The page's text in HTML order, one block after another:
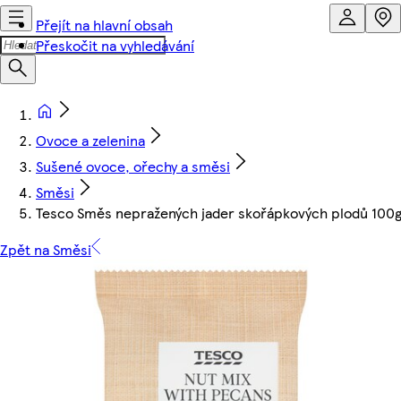
Přejít na hlavní obsah
Přeskočit na vyhledávání
Ovoce a zelenina
Sušené ovoce, ořechy a směsi
Směsi
Tesco Směs nepražených jader skořápkových plodů 100g
Zpět na Směsi